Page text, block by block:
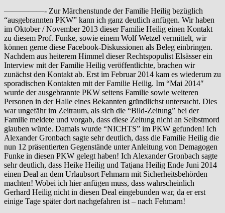
—————- Zur Märchenstunde der Familie Heilig bezüglich
“ausgebrannten PKW” kann ich ganz deutlich anfügen. Wir haben
im Oktober / November 2013 dieser Familie Heilig einen Kontakt
zu diesem Prof. Funke, sowie einem Wolf Wetzel vermittelt, wir
können gerne diese Facebook-Diskussionen als Beleg einbringen.
Nachdem aus heiterem Himmel dieser Rechtspopulist Elsässer ein
Interview mit der Familie Heilig veröffentlichte, brachen wir
zunächst den Kontakt ab. Erst im Februar 2014 kam es wiederum zu
sporadischen Kontakten mit der Familie Heilig. Im “Mai 2014″
wurde der ausgebrannte PKW seitens Familie sowie weiteren
Personen in der Halle eines Bekannten gründlichst untersucht. Dies
war ungefähr im Zeitraum, als sich die “Bild-Zeitung” bei der
Familie meldete und vorgab, dass diese Zeitung nicht an Selbstmord
glauben würde. Damals wurde “NICHTS” im PKW gefunden! Ich
Alexander Gronbach sagte sehr deutlich, dass die Familie Heilig die
nun 12 präsentierten Gegenstände unter Anleitung von Demagogen
Funke in diesen PKW gelegt haben! Ich Alexander Gronbach sagte
sehr deutlich, dass Heike Heilig und Tatjana Heilig Ende Juni 2014
einen Deal an dem Urlaubsort Fehmarn mit Sicherheitsbehörden
machten! Wobei ich hier anfügen muss, dass wahrscheinlich
Gerhard Heilig nicht in diesen Deal eingebunden war, da er erst
einige Tage später dort nachgefahren ist – nach Fehmarn!